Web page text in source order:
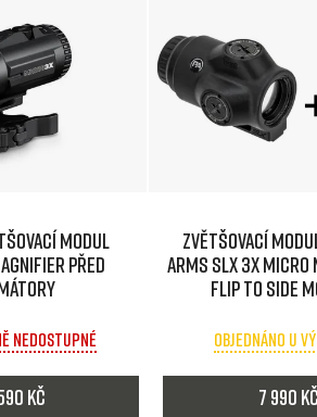
modul
před
nedostupné
Kč
Zvětšovací
Arms SLX 3X
flip to side
Objednáno u
7 990 Kč